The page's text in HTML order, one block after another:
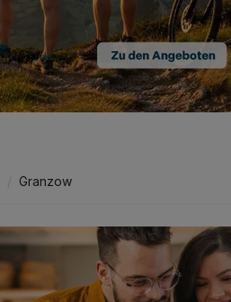
Granzow